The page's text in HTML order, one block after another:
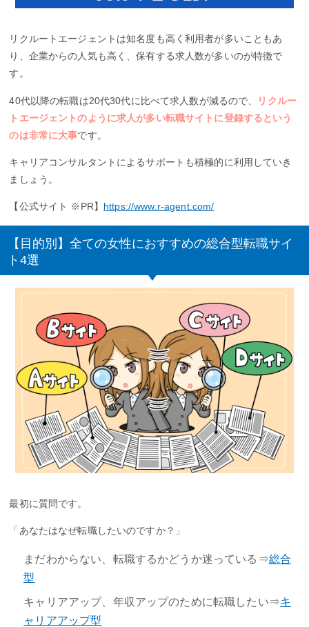
リクルートエージェントは知名度も高く利用者が多いこともあ
り、企業からの人気も高く、保有する求人数が多いのが特徴で
す。
40代以降の転職は20代30代に比べて求人数が減るので、
リクルー
トエージェントのように求人が多い転職サイトに登録するという
のは非常に大事です。
キャリアコンサルタントによるサポートも積極的に利用していき
ましょう。
【公式サイト ※PR】 https://www.r-agent.com/
【目的別】全ての女性におすすめの総合型転職サイ
ト4選
最初に質問です。
「あなたはなぜ転職したいのですか？」
まだわからない、転職するかどうか迷っている⇒総合
型
キャリアアップ、年収アップのために転職したい⇒キ
ャリアアップ型